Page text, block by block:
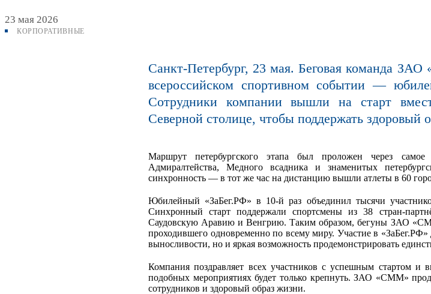
23 мая 2026
КОРПОРАТИВНЫЕ
Санкт-Петербург, 23 мая. Беговая команда
всероссийском спортивном событии —
Сотрудники компании вышли на старт
Северной столице, чтобы поддержать здоровый
Маршрут петербургского этапа был проложен через
Адмиралтейства, Медного всадника и знаменитых
синхронность — в тот же час на дистанцию вышли атлеты в 60
Юбилейный «ЗаБег.РФ» в 10-й раз объединил тысячи
Синхронный старт поддержали спортсмены из 38 стран-
Саудовскую Аравию и Венгрию. Таким образом, бегуны ЗАО
проходившего одновременно по всему миру. Участие в
выносливости, но и яркая возможность продемонстрировать
Компания поздравляет всех участников с успешным стартом и
подобных мероприятиях будет только крепнуть. ЗАО «СММ»
сотрудников и здоровый образ жизни.